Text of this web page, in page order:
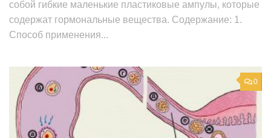
собой гибкие маленькие пластиковые ампулы, которые
содержат гормональные вещества. Содержание: 1.
Способ применения...
0